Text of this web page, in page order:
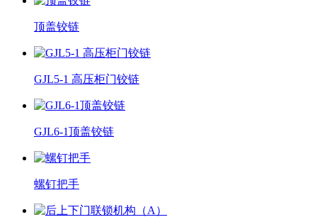
顶盖铰链
GJL5-1 高压柜门铰链
GJL6-1顶盖铰链
螺钉把手